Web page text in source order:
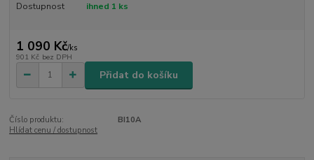
Dostupnost ihned 1 ks
1 090 Kč/ks
901 Kč bez DPH
Přidat do košíku
Číslo produktu:
BI10A
Hlídat cenu / dostupnost